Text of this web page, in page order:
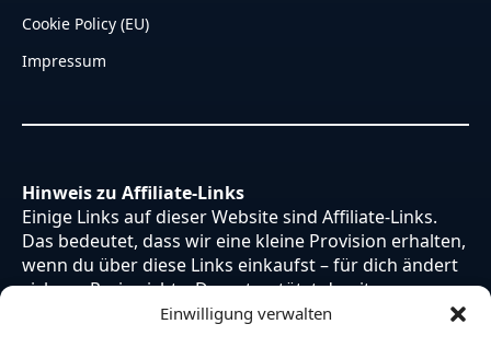
Einwilligung verwalten
Cookie Policy (EU)
Impressum
Hinweis zu Affiliate-Links
Einige Links auf dieser Website sind Affiliate-Links.
Das bedeutet, dass wir eine kleine Provision erhalten,
wenn du über diese Links einkaufst – für dich ändert
sich am Preis nichts. Du unterstützt damit unsere
Arbeit. Vielen Dank dafür!